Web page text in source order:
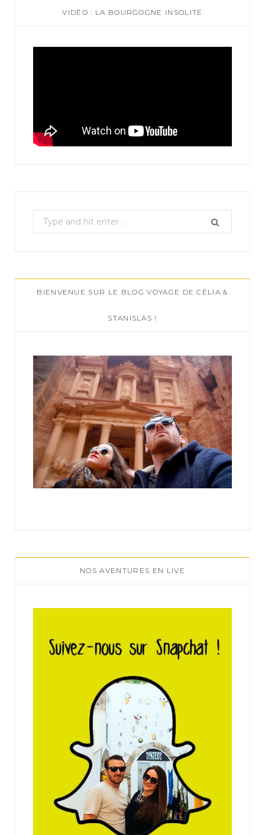
VIDÉO : LA BOURGOGNE INSOLITE
e
c
h
:
BIENVENUE SUR LE BLOG VOYAGE DE CÉLIA &
STANISLAS !
NOS AVENTURES EN LIVE